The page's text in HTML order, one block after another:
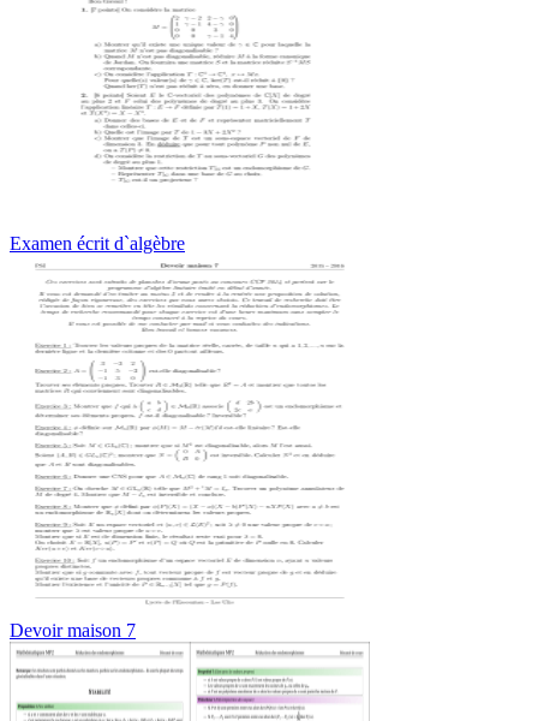
Examen écrit d`algèbre
Devoir maison 7